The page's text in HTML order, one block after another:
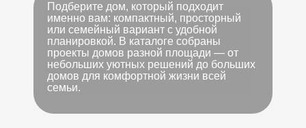
Подберите дом, который подходит
именно вам: компактный, просторный
или семейный вариант с удобной
планировкой. В каталоге собраны
проекты домов разной площади — от
небольших уютных решений до больших
домов для комфортной жизни всей
семьи.